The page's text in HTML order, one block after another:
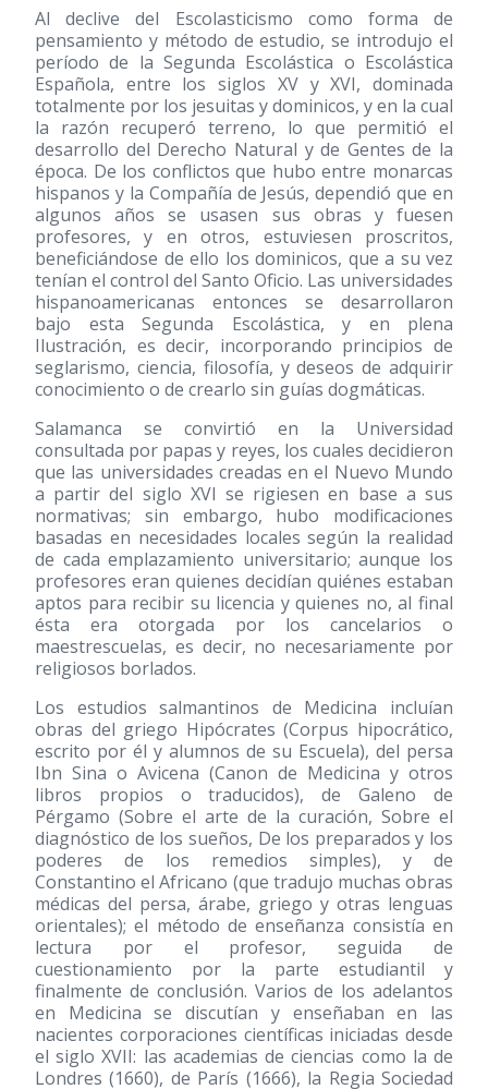
Al declive del Escolasticismo como forma de
pensamiento y método de estudio, se introdujo el
período de la Segunda Escolástica o Escolástica
Española, entre los siglos XV y XVI, dominada
totalmente por los jesuitas y dominicos, y en la cual
la razón recuperó terreno, lo que permitió el
desarrollo del Derecho Natural y de Gentes de la
época. De los conflictos que hubo entre monarcas
hispanos y la Compañía de Jesús, dependió que en
algunos años se usasen sus obras y fuesen
profesores, y en otros, estuviesen proscritos,
beneficiándose de ello los dominicos, que a su vez
tenían el control del Santo Oficio. Las universidades
hispanoamericanas entonces se desarrollaron
bajo esta Segunda Escolástica, y en plena
Ilustración, es decir, incorporando principios de
seglarismo, ciencia, filosofía, y deseos de adquirir
conocimiento o de crearlo sin guías dogmáticas.
Salamanca se convirtió en la Universidad
consultada por papas y reyes, los cuales decidieron
que las universidades creadas en el Nuevo Mundo
a partir del siglo XVI se rigiesen en base a sus
normativas; sin embargo, hubo modificaciones
basadas en necesidades locales según la realidad
de cada emplazamiento universitario; aunque los
profesores eran quienes decidían quiénes estaban
aptos para recibir su licencia y quienes no, al final
ésta era otorgada por los cancelarios o
maestrescuelas, es decir, no necesariamente por
religiosos borlados.
Los estudios salmantinos de Medicina incluían
obras del griego Hipócrates (Corpus hipocrático,
escrito por él y alumnos de su Escuela), del persa
Ibn Sina o Avicena (Canon de Medicina y otros
libros propios o traducidos), de Galeno de
Pérgamo (Sobre el arte de la curación, Sobre el
diagnóstico de los sueños, De los preparados y los
poderes de los remedios simples), y de
Constantino el Africano (que tradujo muchas obras
médicas del persa, árabe, griego y otras lenguas
orientales); el método de enseñanza consistía en
lectura por el profesor, seguida de
cuestionamiento por la parte estudiantil y
finalmente de conclusión. Varios de los adelantos
en Medicina se discutían y enseñaban en las
nacientes corporaciones científicas iniciadas desde
el siglo XVII: las academias de ciencias como la de
Londres(1660), de París (1666), la Regia Sociedad